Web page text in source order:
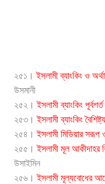
২৫১।ইসলামী ব্যাংকিং ও
উসমানী
২৫২।ইসলামী ব্যাংকিং
২৫৩।ইসলামী ব্যাংকিং
২৫৪।ইসলামী মিডিয়ার সরূপ
২৫৫।ইসলামী মূল আকীদাহর
উসাইমিন
২৫৬।ইসলামী মূল্যবোধের